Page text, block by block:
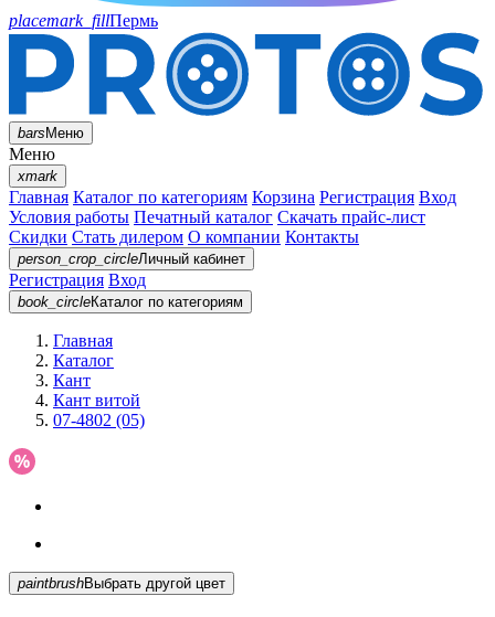
placemark_fillПермь
barsМеню
Меню
xmark
Главная Каталог по категориям Корзина Регистрация Вход
Условия работы Печатный каталог Скачать прайс-лист
Скидки Стать дилером О компании Контакты
person_crop_circleЛичный кабинет
Регистрация Вход
book_circleКаталог по категориям
Главная
Каталог
Кант
Кант витой
07-4802 (05)
paintbrush Выбрать другой цвет